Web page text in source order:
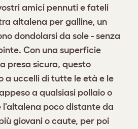
amici pennuti e fateli
altalena per galline, un
dondolarsi da sole - senza
Con una superficie
presa sicura, questo
a uccelli di tutte le età e le
a qualsiasi pollaio o
l'altalena poco distante da
giovani o caute, per poi